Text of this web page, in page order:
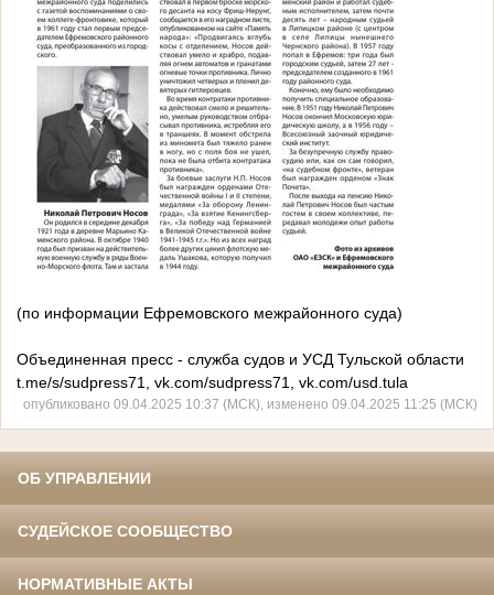
(по информации Ефремовского межрайонного суда)
Объединенная пресс - служба судов и УСД Тульской области
t.me/s/sudpress71, vk.com/sudpress71, vk.com/usd.tula
опубликовано 09.04.2025 10:37 (МСК), изменено 09.04.2025 11:25 (МСК)
ОБ УПРАВЛЕНИИ
СУДЕЙСКОЕ СООБЩЕСТВО
НОРМАТИВНЫЕ АКТЫ